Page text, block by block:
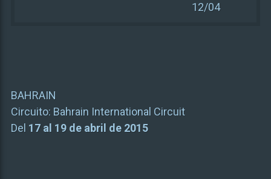
12/04
BAHRAIN
Circuito: Bahrain International Circuit
Del 17 al 19 de abril de 2015